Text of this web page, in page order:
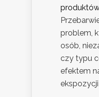
problem,
osób,
czy typu
efektem
ekspozycji